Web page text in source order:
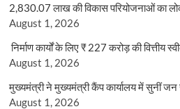
2,830.07 लाख की विकास परियोजनाओं का
August 1, 2026
निर्माण कार्यों के लिए ₹ 227 करोड़ की वित्तीय
August 1, 2026
मुख्यमंत्री ने मुख्यमंत्री कैंप कार्यालय में सुनीं जन
August 1, 2026